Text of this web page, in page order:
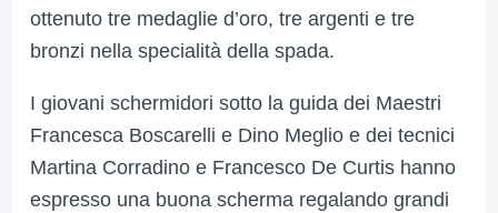
ottenuto tre medaglie d’oro, tre argenti e tre
bronzi nella specialità della spada.
I giovani schermidori sotto la guida dei Maestri
Francesca Boscarelli e Dino Meglio e dei tecnici
Martina Corradino e Francesco De Curtis hanno
espresso una buona scherma regalando grandi